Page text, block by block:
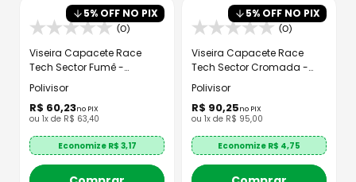
5% OFF NO PIX
(0)
Viseira Capacete Race
Tech Sector Fumê -
Polivisor
Polivisor
R$ 60,23no PIX
ou 1x de R$ 63,40
Economize R$ 3,17
5% OFF NO PIX
(0)
Viseira Capacete Race
Tech Sector Cromada -
Polivisor
Polivisor
R$ 90,25no PIX
ou 1x de R$ 95,00
Economize R$ 4,75